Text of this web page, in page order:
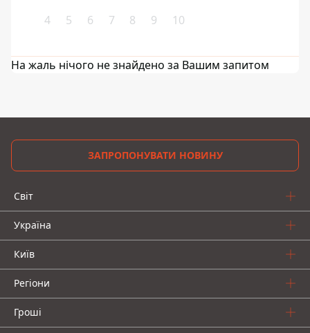
4 5 6 7 8 9 10
На жаль нічого не знайдено за Вашим запитом
ЗАПРОПОНУВАТИ НОВИНУ
Світ
Україна
Київ
Регіони
Гроші